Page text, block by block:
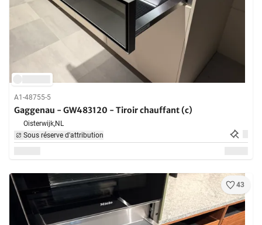
A1-48755-5
Gaggenau - GW483120 - Tiroir chauffant (c)
Oisterwijk,NL
Sous réserve d'attribution
43